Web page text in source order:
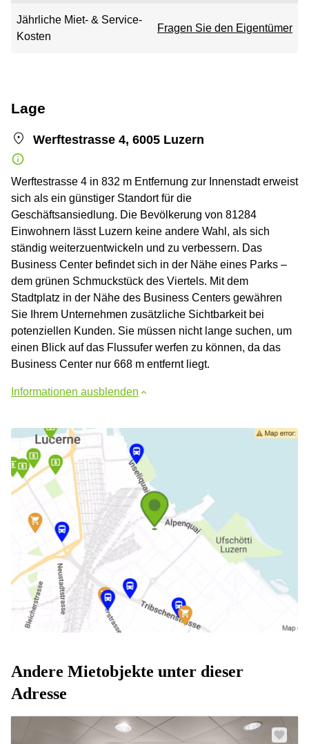
Jährliche Miet- & Service-
Kosten
Fragen Sie den Eigentümer
Lage
Werftestrasse 4, 6005 Luzern
Werftestrasse 4 in 832 m Entfernung zur Innenstadt erweist
sich als ein günstiger Standort für die
Geschäftsansiedlung. Die Bevölkerung von 81284
Einwohnern lässt Luzern keine andere Wahl, als sich
ständig weiterzuentwickeln und zu verbessern. Das
Business Center befindet sich in der Nähe eines Parks –
dem grünen Schmuckstück des Viertels. Mit dem
Stadtplatz in der Nähe des Business Centers gewähren
Sie Ihrem Unternehmen zusätzliche Sichtbarkeit bei
potenziellen Kunden. Sie müssen nicht lange suchen, um
einen Blick auf das Flussufer werfen zu können, da das
Business Center nur 668 m entfernt liegt.
Informationen ausblenden
Andere Mietobjekte unter dieser
Adresse